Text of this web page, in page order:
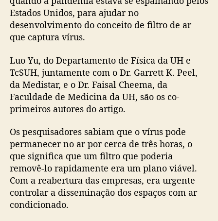
Estados Unidos, para ajudar no
desenvolvimento do conceito de filtro de ar
que captura vírus.
Luo Yu, do Departamento de Física da UH e
TcSUH, juntamente com o Dr. Garrett K. Peel,
da Medistar, e o Dr. Faisal Cheema, da
Faculdade de Medicina da UH, são os co-
primeiros autores do artigo.
Os pesquisadores sabiam que o vírus pode
permanecer no ar por cerca de três horas, o
que significa que um filtro que poderia
removê-lo rapidamente era um plano viável.
Com a reabertura das empresas, era urgente
controlar a disseminação dos espaços com ar
condicionado.